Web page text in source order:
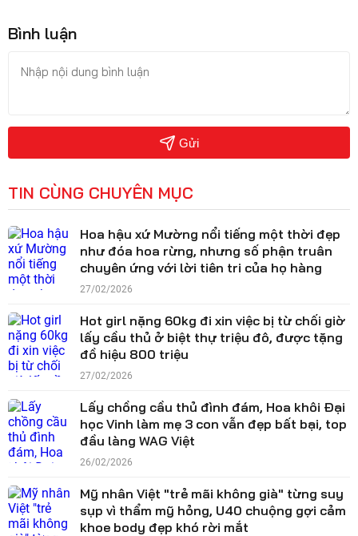
Bình luận
Gửi
TIN CÙNG CHUYÊN MỤC
Hoa hậu xứ Mường nổi tiếng một thời đẹp
như đóa hoa rừng, nhưng số phận truân
chuyên ứng với lời tiên tri của họ hàng
27/02/2026
Hot girl nặng 60kg đi xin việc bị từ chối giờ
lấy cầu thủ ở biệt thự triệu đô, được tặng
đồ hiệu 800 triệu
27/02/2026
Lấy chồng cầu thủ đình đám, Hoa khôi Đại
học Vinh làm mẹ 3 con vẫn đẹp bất bại, top
đầu làng WAG Việt
26/02/2026
Mỹ nhân Việt "trẻ mãi không già" từng suy
sụp vì thẩm mỹ hỏng, U40 chuộng gợi cảm
khoe body đẹp khó rời mắt